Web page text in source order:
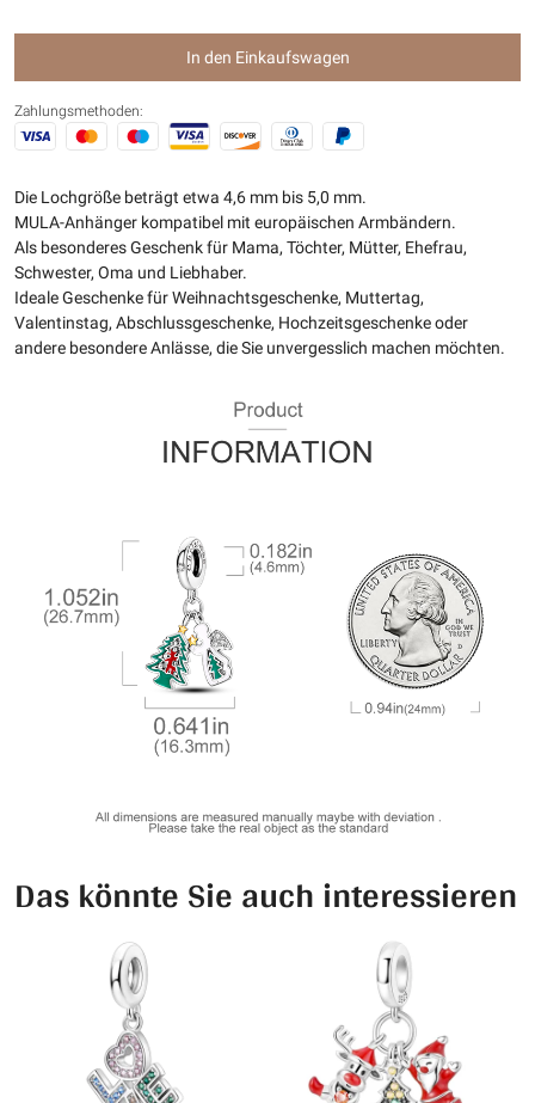
In den Einkaufswagen
Zahlungsmethoden:
Die Lochgröße beträgt etwa 4,6 mm bis 5,0 mm.
MULA-Anhänger kompatibel mit europäischen Armbändern.
Als besonderes Geschenk für Mama, Töchter, Mütter, Ehefrau,
Schwester, Oma und Liebhaber.
Ideale Geschenke für Weihnachtsgeschenke, Muttertag,
Valentinstag, Abschlussgeschenke, Hochzeitsgeschenke oder
andere besondere Anlässe, die Sie unvergesslich machen möchten.
Das könnte Sie auch interessieren